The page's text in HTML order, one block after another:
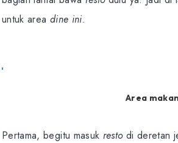
untuk area dine ini.
Area
Pertama, begitu masuk resto di deretan